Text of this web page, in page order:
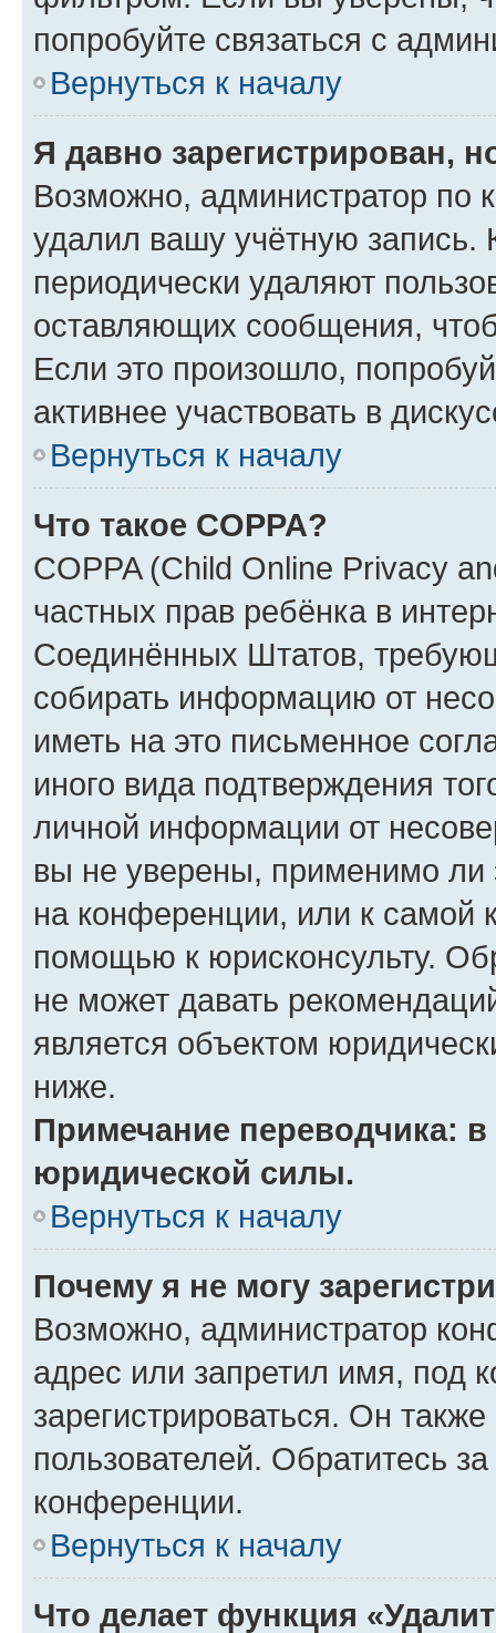
попробуйте связаться с
Вернуться к началу
Я давно зарегистрирован,
Возможно, администратор по
удалил вашу учётную запись.
периодически удаляют
оставляющих сообщения,
Если это произошло,
активнее участвовать в
Вернуться к началу
Что такое COPPA?
COPPA (Child Online Privacy
частных прав ребёнка в
Соединённых Штатов,
собирать информацию от
иметь на это письменное
иного вида подтверждения
личной информации от
вы не уверены, применимо ли
на конференции, или к самой
помощью к юрисконсульту.
не может давать
является объектом
ниже.
Примечание переводчика:
юридической силы.
Вернуться к началу
Почему я не могу
Возможно, администратор
адрес или запретил имя, под
зарегистрироваться. Он
пользователей. Обратитесь
конференции.
Вернуться к началу
Что делает функция